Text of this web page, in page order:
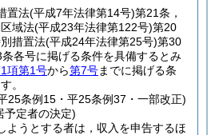
置法(平成7年法律第14号)第21条，
域法(平成23年法律第122号)第20
措置法(平成24年法律第25号)第30
各号に掲げる条件を具備するとみ
項第1号から第7号までに掲げる条
。
25条例15・平25条例37・一部改正)
予定者の決定)
ようとする者は，収入を申告するほ